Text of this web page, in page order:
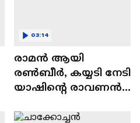
രാമന്‍ ആയി
രൺബീർ, കയ്യടി നേടി
യാഷിന്റെ രാവണൻ;
രാമായണ ട്രെയിലർ
03:14